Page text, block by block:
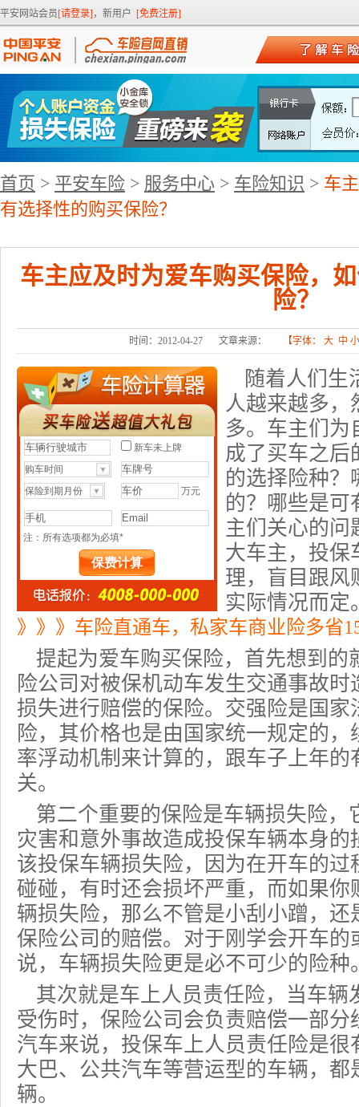
平安网站会员[请登录] ，新用户 [免费注册]
首页 > 平安车险 > 服务中心 > 车险知识 > 车
有选择性的购买保险？
车主应及时为爱车购买保险，
险？
时间：2012-04-27 文章来源： 【字体： 大 中 小
随着人们生
人越来越多，
多。车主们为
成了买车之后
的选择险种？
的？哪些是可
主们关心的问
大车主， 投保
理，盲目跟风
实际情况而定
》》》车险直通车，私家车商业险多省
提起为爱车购买保险，首先想到的
险公司对被保机动车发生交通事故
损失进行赔偿的保险。交强险是国
险，其价格也是由国家统一规定的
率浮动机制来计算的，跟车子上年
关。
第二个重要的保险是车辆损失险，
灾害和意外事故造成投保车辆本身
该投保车辆损失险，因为在开车的
碰碰，有时还会损坏严重，而如果
辆损失险，那么不管是小刮小蹭，
保险公司的赔偿。对于刚学会开车
说， 车辆损失险更是必不可少的险种
其次就是车上人员责任险，当车辆
受伤时，保险公司会负责赔偿一部
汽车来说，投保车上人员责任险是很
大巴、公共汽车等营运型的车辆，
辆。